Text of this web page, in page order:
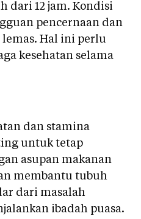
dari 12 jam. Kondisi
pencernaan dan
Hal ini perlu
kesehatan selama
dan stamina
untuk tetap
asupan makanan
membantu tubuh
dari masalah
ibadah puasa.